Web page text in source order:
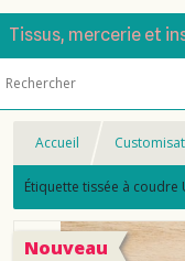
Accueil
Étiquette tissée à
Nouveau